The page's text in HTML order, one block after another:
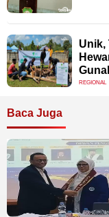
Unik,
REGIONAL
Baca Juga